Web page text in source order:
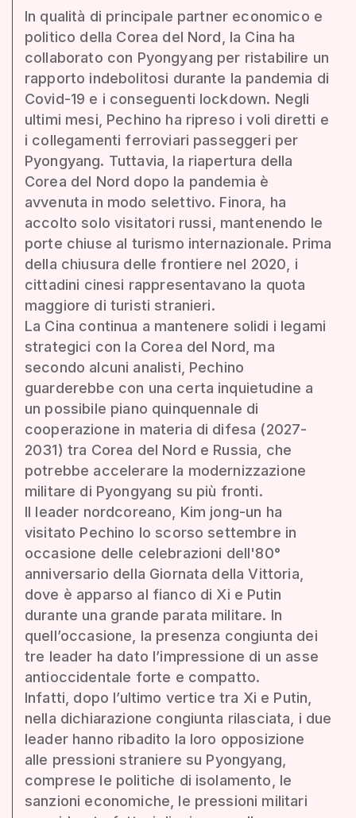
In qualità di principale partner economico e
politico della Corea del Nord, la Cina ha
collaborato con Pyongyang per ristabilire un
rapporto indebolitosi durante la pandemia di
Covid-19 e i conseguenti lockdown. Negli
ultimi mesi, Pechino ha ripreso i voli diretti e
i collegamenti ferroviari passeggeri per
Pyongyang. Tuttavia, la riapertura della
Corea del Nord dopo la pandemia è
avvenuta in modo selettivo. Finora, ha
accolto solo visitatori russi, mantenendo le
porte chiuse al turismo internazionale. Prima
della chiusura delle frontiere nel 2020, i
cittadini cinesi rappresentavano la quota
maggiore di turisti stranieri.
La Cina continua a mantenere solidi i legami
strategici con la Corea del Nord, ma
secondo alcuni analisti, Pechino
guarderebbe con una certa inquietudine a
un possibile piano quinquennale di
cooperazione in materia di difesa (2027-
2031) tra Corea del Nord e Russia, che
potrebbe accelerare la modernizzazione
militare di Pyongyang su più fronti.
Il leader nordcoreano, Kim jong-un ha
visitato Pechino lo scorso settembre in
occasione delle celebrazioni dell'80°
anniversario della Giornata della Vittoria,
dove è apparso al fianco di Xi e Putin
durante una grande parata militare. In
quell’occasione, la presenza congiunta dei
tre leader ha dato l’impressione di un asse
antioccidentale forte e compatto.
Infatti, dopo l’ultimo vertice tra Xi e Putin,
nella dichiarazione congiunta rilasciata, i due
leader hanno ribadito la loro opposizione
alle pressioni straniere su Pyongyang,
comprese le politiche di isolamento, le
sanzioni economiche, le pressioni militari